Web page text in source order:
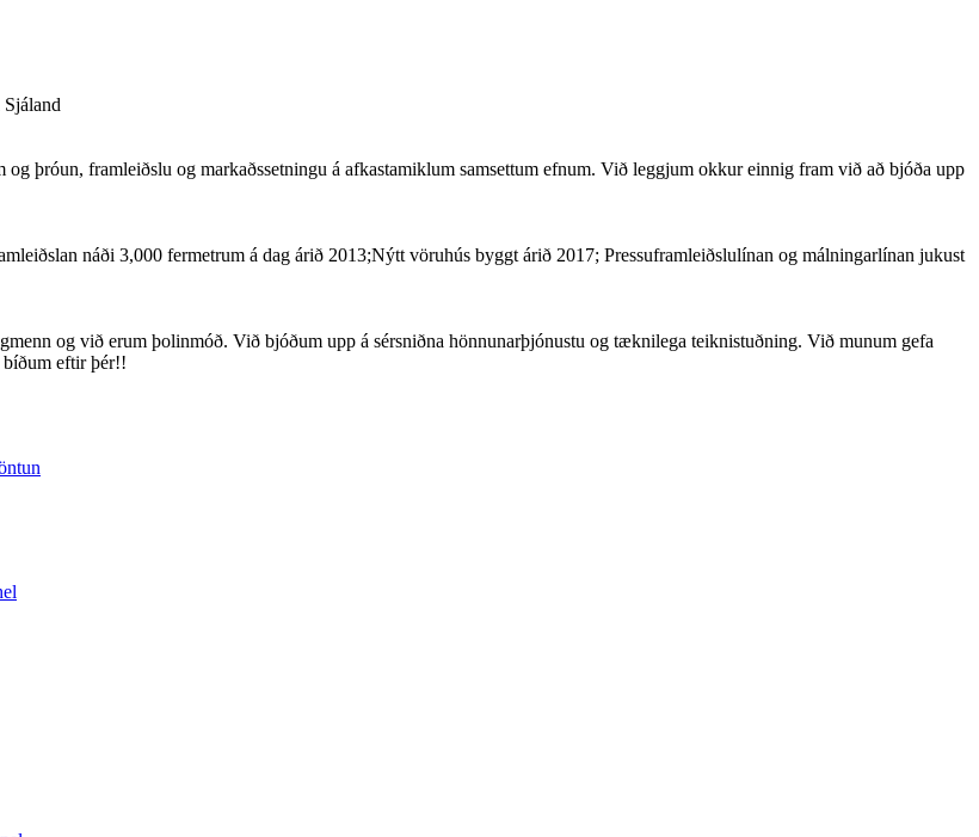
þróun, framleiðslu og markaðssetningu á afkastamiklum samsettum efnum. Við leggjum okkur einnig fram við að bjóða upp
náði 3,000 fermetrum á dag árið 2013;Nýtt vöruhús byggt árið 2017; Pressuframleiðslulínan og málningarlínan jukust
og við erum þolinmóð. Við bjóðum upp á sérsniðna hönnunarþjónustu og tæknilega teiknistuðning. Við munum gefa
eftir þér!!